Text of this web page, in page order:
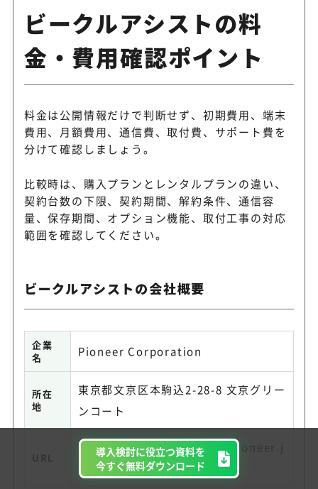
導入検討に役立つ資料を
今すぐ無料ダウンロード
ビークルアシストの料
金・費用確認ポイント
料金は公開情報だけで判断せず、初期費用、端末
費用、月額費用、通信費、取付費、サポート費を
分けて確認しましょう。
比較時は、購入プランとレンタルプランの違い、
契約台数の下限、契約期間、解約条件、通信容
量、保存期間、オプション機能、取付工事の対応
範囲を確認してください。
ビークルアシストの会社概要
企業
名
Pioneer Corporation
所在
地
東京都文京区本駒込2-28-8 文京グリー
ンコート
https://mobility-service.pioneer.j